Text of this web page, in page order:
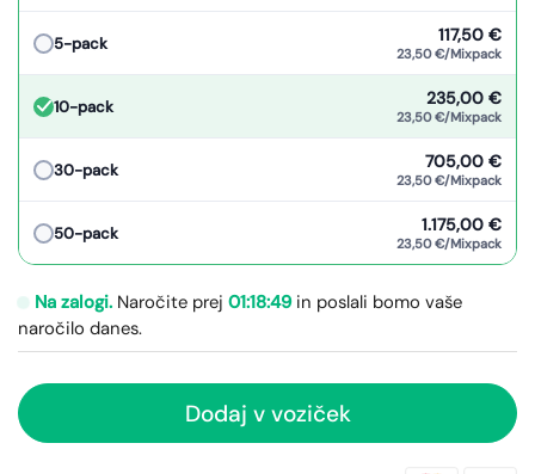
5-pack 117,50 €
23,50 €/Mixpack
10-pack 235,00 €
23,50 €/Mixpack
30-pack 705,00 €
23,50 €/Mixpack
50-pack 1.175,00 €
23,50 €/Mixpack
Na zalogi. Naročite prej 01:18:49in poslali bomo vaše
naročilo danes.
Dodaj v voziček